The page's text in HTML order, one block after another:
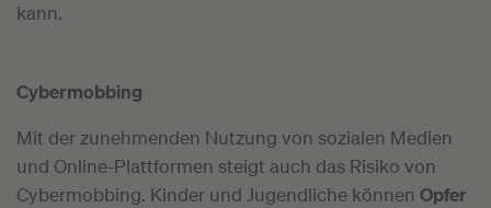
kann.
Cybermobbing
Mit der zunehmenden Nutzung von sozialen Medien
und Online-Plattformen steigt auch das Risiko von
Cybermobbing. Kinder und Jugendliche können Opfer